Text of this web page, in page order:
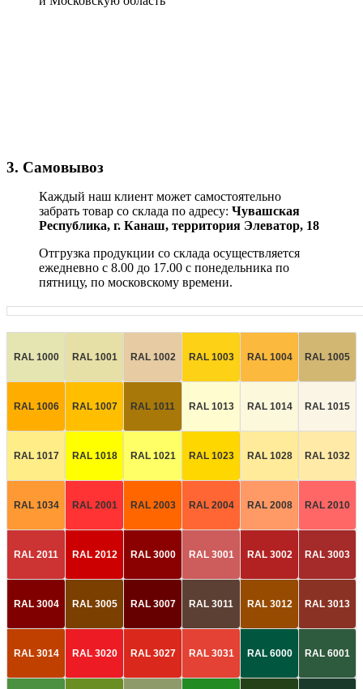
3. Самовывоз
Каждый наш клиент может самостоятельно
забрать товар со склада по адресу: Чувашская
Республика, г. Канаш, территория Элеватор, 18
Отгрузка продукции со склада осуществляется
ежедневно с 8.00 до 17.00 с понедельника по
пятницу, по московскому времени.
RAL 1000 RAL 1001 RAL 1002 RAL 1003 RAL 1004 RAL 1005
RAL 1006 RAL 1007 RAL 1011 RAL 1013 RAL 1014 RAL 1015
RAL 1017 RAL 1018 RAL 1021 RAL 1023 RAL 1028 RAL 1032
RAL 1034 RAL 2001 RAL 2003 RAL 2004 RAL 2008 RAL 2010
RAL 2011 RAL 2012 RAL 3000 RAL 3001 RAL 3002 RAL 3003
RAL 3004 RAL 3005 RAL 3007 RAL 3011 RAL 3012 RAL 3013
RAL 3014 RAL 3020 RAL 3027 RAL 3031 RAL 6000 RAL 6001